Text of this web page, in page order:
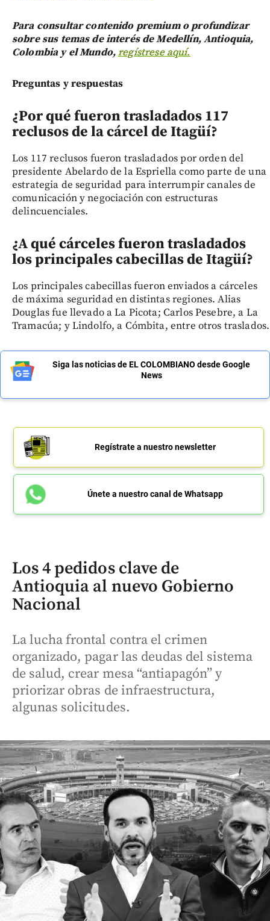
Para consultar contenido premium o profundizar
sobre sus temas de interés de Medellín, Antioquia,
Colombia y el Mundo,regístrese aquí.
Preguntas y respuestas
¿Por qué fueron trasladados 117
reclusos de la cárcel de Itagüí?
Los 117 reclusos fueron trasladados por orden del
presidente Abelardo de la Espriella como parte de una
estrategia de seguridad para interrumpir canales de
comunicación y negociación con estructuras
delincuenciales.
¿A qué cárceles fueron trasladados
los principales cabecillas de Itagüí?
Los principales cabecillas fueron enviados a cárceles
de máxima seguridad en distintas regiones. Alias
Douglas fue llevado a La Picota; Carlos Pesebre, a La
Tramacúa; y Lindolfo, a Cómbita, entre otros traslados.
Siga las noticias de EL COLOMBIANO desde Google
News
Regístrate a nuestro newsletter
Únete a nuestro canal de Whatsapp
Los 4 pedidos clave de
Antioquia al nuevo Gobierno
Nacional
La lucha frontal contra el crimen
organizado, pagar las deudas del sistema
de salud, crear mesa “antiapagón” y
priorizar obras de infraestructura,
algunas solicitudes.